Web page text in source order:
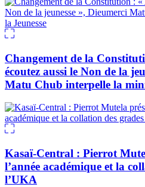
Changement de la
écoutez aussi le Non de la
Matu Chub interpelle la
Kasaï-Central : Pierrot
l’année académique et la
l’UKA